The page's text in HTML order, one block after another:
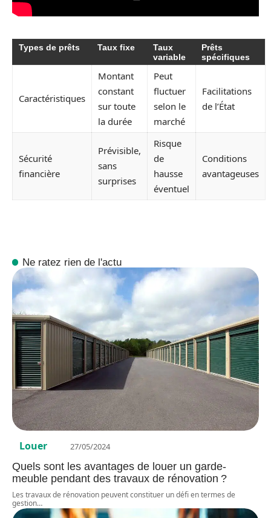
Types de prêts Taux fixe
Taux
variable
Prêts
spécifiques
Caractéristiques
Montant
constant
sur toute
la durée
Peut
fluctuer
selon le
marché
Facilitations
de l’État
Sécurité
financière
Prévisible,
sans
surprises
Risque
de
hausse
éventuel
Conditions
avantageuses
Ne ratez rien de l'actu
Louer 27/05/2024
Quels sont les avantages de louer un garde-
meuble pendant des travaux de rénovation ?
Les travaux de rénovation peuvent constituer un défi en termes de
gestion…